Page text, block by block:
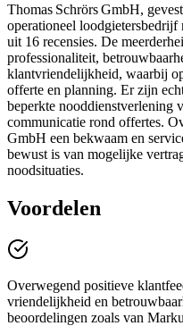
Thomas Schrörs GmbH,
operationeel loodgietersbedrijf
uit 16 recensies. De
professionaliteit,
klantvriendelijkheid, waarbij
offerte en planning. Er zijn
beperkte nooddienstverlening
communicatie rond offertes.
GmbH een bekwaam en
bewust is van mogelijke
noodsituaties.
Voordelen
Overwegend positieve
vriendelijkheid en
beoordelingen zoals van